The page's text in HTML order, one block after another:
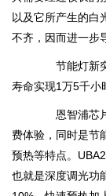
以及它所产生的白
不齐，因而进一步
节能灯新突
寿命实现1万5千小
恩智浦芯片
费体验，同时是节
预热等特点。
也就是深度调光功